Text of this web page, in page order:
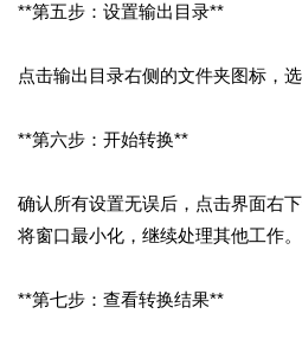
**第五步：设置输出目录**
点击输出目录右侧的文件夹图标，
**第六步：开始转换**
确认所有设置无误后，点击界面右
将窗口最小化，继续处理其他工作。
**第七步：查看转换结果**